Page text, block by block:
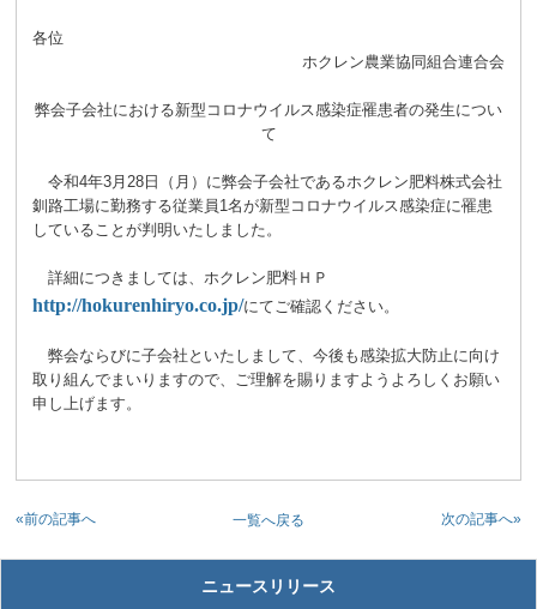
各位
ホクレン農業協同組合連合会
弊会子会社における新型コロナウイルス感染症罹患者の発生につい
て
令和4年3月28日（月）に弊会子会社であるホクレン肥料株式会社
釧路工場に勤務する従業員1名が新型コロナウイルス感染症に罹患
していることが判明いたしました。
詳細につきましては、ホクレン肥料ＨＰ
http://hokurenhiryo.co.jp/にてご確認ください。
弊会ならびに子会社といたしまして、今後も感染拡大防止に向け
取り組んでまいりますので、ご理解を賜りますようよろしくお願い
申し上げます。
一覧へ戻る
«前の記事へ 次の記事へ»
ニュースリリース